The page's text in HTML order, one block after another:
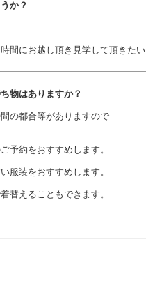
か？
間にお越し頂き見学して頂きたい
物はありますか？
の都合等がありますので
予約をおすすめします。
服装をおすすめします。
替えることもできます。